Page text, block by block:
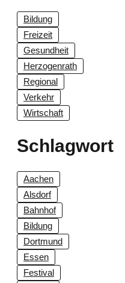
Bildung
Freizeit
Gesundheit
Herzogenrath
Regional
Verkehr
Wirtschaft
Schlagwort
Aachen
Alsdorf
Bahnhof
Bildung
Dortmund
Essen
Festival